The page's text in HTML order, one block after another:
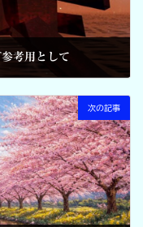
考用として
次の記事